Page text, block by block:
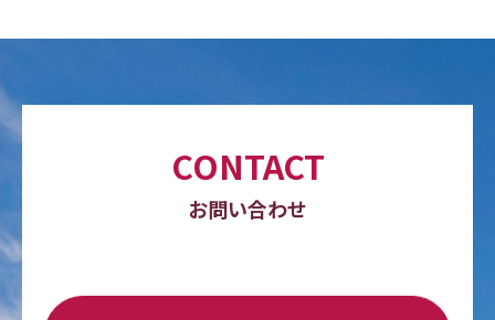
CONTACT
お問い合わせ